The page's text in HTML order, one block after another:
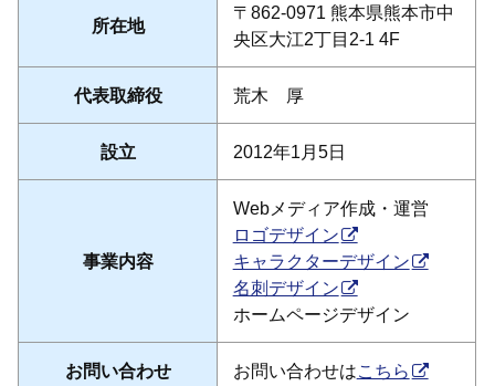
所在地
〒862-0971 熊本県熊本市中
央区大江2丁目2-1 4F
代表取締役 荒木 厚
設立 2012年1月5日
事業内容
Webメディア作成・運営
ロゴデザイン
キャラクターデザイン
名刺デザイン
ホームページデザイン
お問い合わせ お問い合わせはこちら